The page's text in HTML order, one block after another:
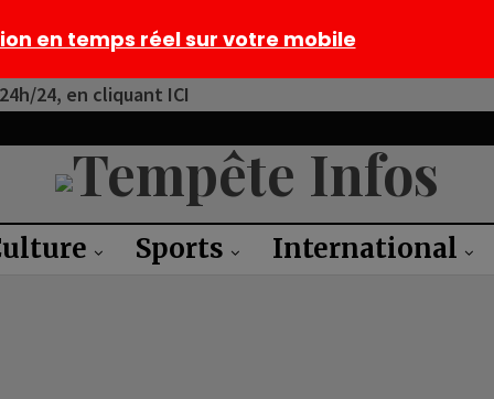
24, en cliquant ICI
Sports International
en temps réel sur votre mobile